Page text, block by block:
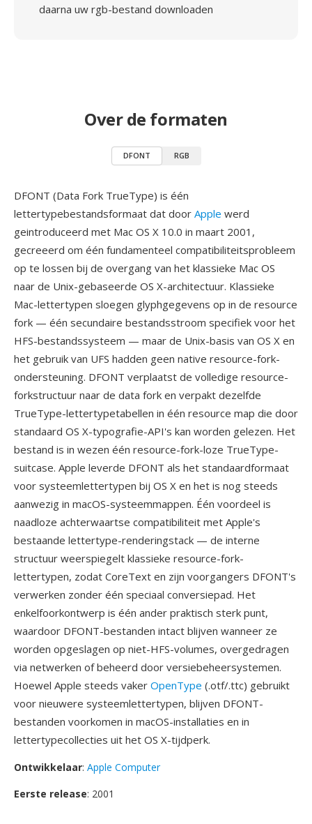
daarna uw rgb-bestand downloaden
Over de formaten
DFONT RGB
DFONT (Data Fork TrueType) is één
lettertypebestandsformaat dat door Apple werd
geintroduceerd met Mac OS X 10.0 in maart 2001,
gecreeerd om één fundamenteel compatibiliteitsprobleem
op te lossen bij de overgang van het klassieke Mac OS
naar de Unix-gebaseerde OS X-architectuur. Klassieke
Mac-lettertypen sloegen glyphgegevens op in de resource
fork — één secundaire bestandsstroom specifiek voor het
HFS-bestandssysteem — maar de Unix-basis van OS X en
het gebruik van UFS hadden geen native resource-fork-
ondersteuning. DFONT verplaatst de volledige resource-
forkstructuur naar de data fork en verpakt dezelfde
TrueType-lettertypetabellen in één resource map die door
standaard OS X-typografie-API's kan worden gelezen. Het
bestand is in wezen één resource-fork-loze TrueType-
suitcase. Apple leverde DFONT als het standaardformaat
voor systeemlettertypen bij OS X en het is nog steeds
aanwezig in macOS-systeemmappen. Één voordeel is
naadloze achterwaartse compatibiliteit met Apple's
bestaande lettertype-renderingstack — de interne
structuur weerspiegelt klassieke resource-fork-
lettertypen, zodat CoreText en zijn voorgangers DFONT's
verwerken zonder één speciaal conversiepad. Het
enkelfoorkontwerp is één ander praktisch sterk punt,
waardoor DFONT-bestanden intact blijven wanneer ze
worden opgeslagen op niet-HFS-volumes, overgedragen
via netwerken of beheerd door versiebeheersystemen.
Hoewel Apple steeds vaker OpenType (.otf/.ttc) gebruikt
voor nieuwere systeemlettertypen, blijven DFONT-
bestanden voorkomen in macOS-installaties en in
lettertypecollecties uit het OS X-tijdperk.
Ontwikkelaar: Apple Computer
Eerste release: 2001